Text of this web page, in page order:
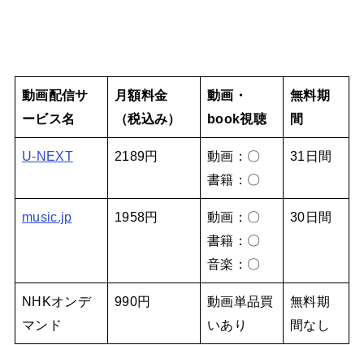
動画配信サ
ービス名
月額料金
（税込み）
動画・
book視聴
無料期
間
U-NEXT 2189円
動画：〇
書籍：〇
31日間
music.jp 1958円
動画：〇
書籍：〇
音楽：〇
30日間
NHKオンデ
マンド
990円
動画単品買
いあり
無料期
間なし